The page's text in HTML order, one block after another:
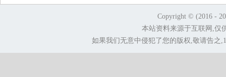
Copyright © (2016 -
本站资料来源于互联网,仅
如果我们无意中侵犯了您的版权,敬请告之